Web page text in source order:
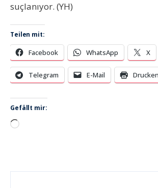
suçlanıyor. (YH)
Teilen mit:
Facebook WhatsApp X
Telegram E-Mail Drucken
Gefällt mir:
Wird